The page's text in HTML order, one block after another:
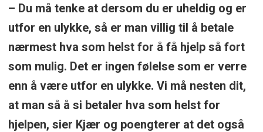
– Du må tenke at dersom du er uheldig og er
utfor en ulykke, så er man villig til å betale
nærmest hva som helst for å få hjelp så fort
som mulig. Det er ingen følelse som er verre
enn å være utfor en ulykke. Vi må nesten dit,
at man så å si betaler hva som helst for
hjelpen, sier Kjær og poengterer at det også